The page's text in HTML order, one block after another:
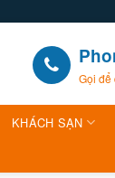
Gọi để
KHÁCH SẠN